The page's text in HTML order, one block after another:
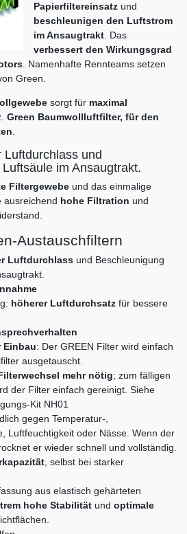
Papierfiltereinsatz und
beschleunigen den Luftstrom
im Ansaugtrakt. Das
verbessert den Wirkungsgrad
. Namenhafte Rennteams setzen
Green.
sorgt für maximal
Green Baumwollluftfilter, für den
.
und
im Ansaugtrakt.
Filtergewebe und das einmalige
ausreichend hohe Filtration und
Austauschfiltern
Luftdurchlass und Beschleunigung
höherer Luftdurchsatz für bessere
Einbau: Der GREEN Filter wird einfach
ausgetauscht.
mehr nötig; zum fälligen
der Filter einfach gereinigt. Siehe
Kit NH01
gegen Temperatur-,
Luftfeuchtigkeit oder Nässe. Wenn der
er wieder schnell und vollständig.
, selbst bei starker
aus elastisch gehärteten
hohe Stabilität und optimale